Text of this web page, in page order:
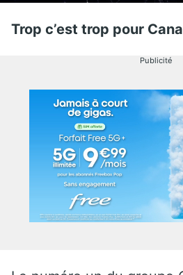
Trop c’est trop pour
Publicité